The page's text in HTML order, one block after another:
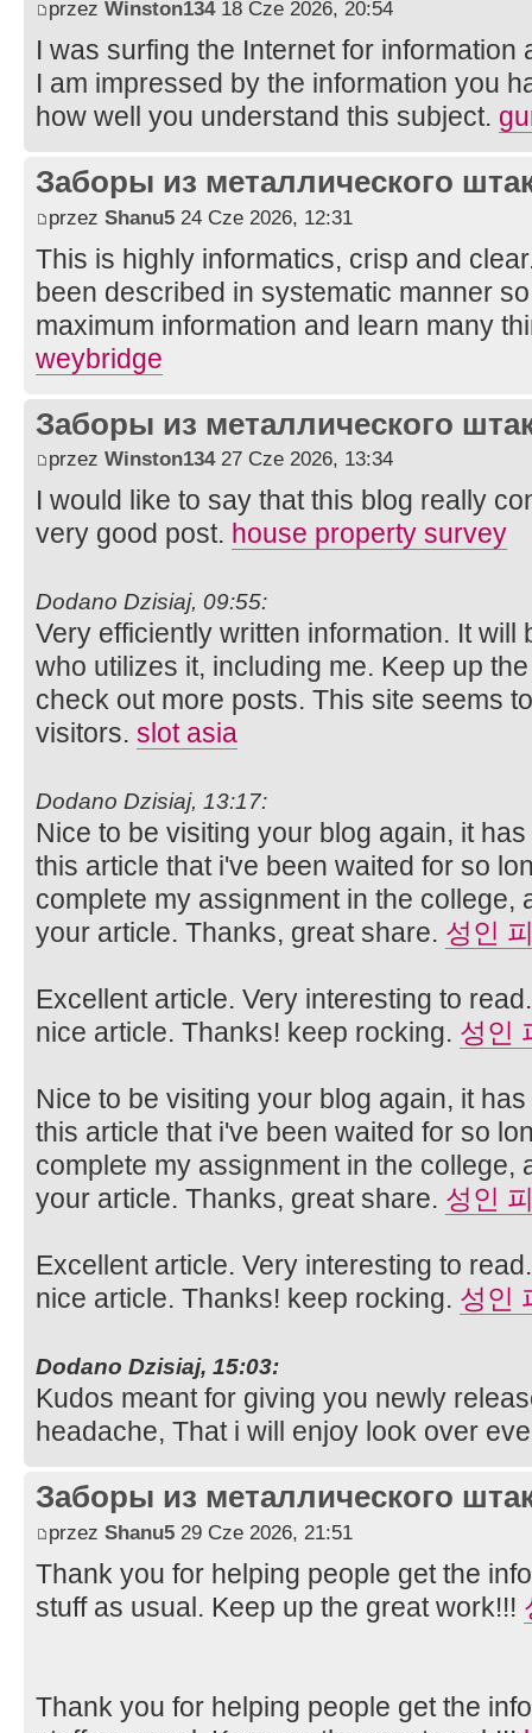
przez Winston13418 Cze 2026, 20:54
I was surfing the Internet for
I am impressed by the information you
how well you understand this subject.
Заборы из металлического
przez Shanu5 24 Cze 2026, 12:31
This is highly informatics, crisp and
been described in systematic manner
maximum information and learn many
weybridge
Заборы из металлического
przez Winston13427 Cze 2026, 13:34
I would like to say that this blog really
very good post. house property survey
Dodano Dzisiaj, 09:55:
Very efficiently written information. It will
who utilizes it, including me. Keep up
check out more posts. This site seems
visitors. slot asia
Dodano Dzisiaj, 13:17:
Nice to be visiting your blog again, it
this article that i've been waited for so
complete my assignment in the college,
your article. Thanks, great share. 성인
Excellent article. Very interesting to
nice article. Thanks! keep rocking. 성인
Nice to be visiting your blog again, it
this article that i've been waited for so
complete my assignment in the college,
your article. Thanks, great share. 성인
Excellent article. Very interesting to
nice article. Thanks! keep rocking. 성인
Dodano Dzisiaj, 15:03:
Kudos meant for giving you newly
headache, That i will enjoy look over
Заборы из металлического
przez Shanu5 29 Cze 2026, 21:51
Thank you for helping people get the
stuff as usual. Keep up the great work!!!
Thank you for helping people get the